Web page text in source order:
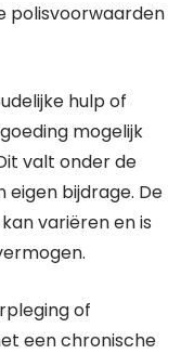
polisvoorwaarden
hulp of
mogelijk
valt onder de
eigen bijdrage. De
variëren en is
of
een chronische